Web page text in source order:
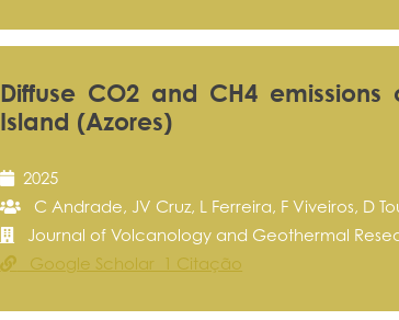
Diffuse CO2 and CH4
Island (Azores)
2025
C Andrade, JV Cruz, L Ferreira, F Viveiros, D
Journal of Volcanology and Geothermal
Google Scholar 1 Citação